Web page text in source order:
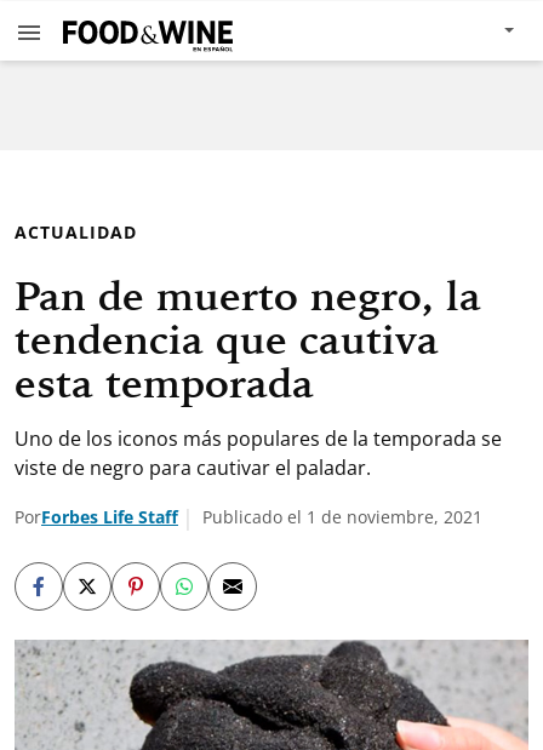
ACTUALIDAD
Pan de muerto negro, la
tendencia que cautiva
esta temporada
Uno de los iconos más populares de la temporada se
viste de negro para cautivar el paladar.
PorForbes Life Staff Publicado el 1 de noviembre, 2021